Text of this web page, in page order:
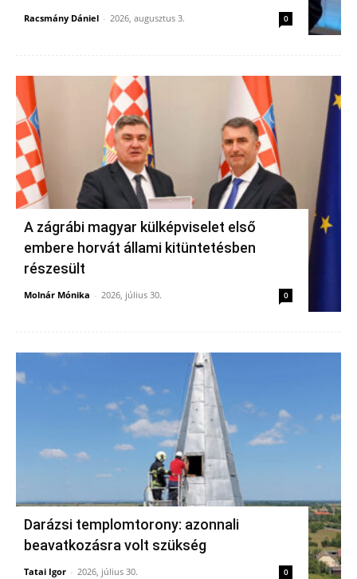
Racsmány Dániel - 2026, augusztus 3. 0
A zágrábi magyar külképviselet első
embere horvát állami kitüntetésben
részesült
Molnár Mónika - 2026, július 30. 0
Darázsi templomtorony: azonnali
beavatkozásra volt szükség
Tatai Igor - 2026, július 30. 0